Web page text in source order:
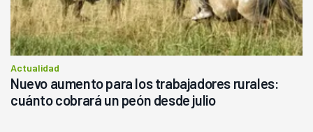
Actualidad
Nuevo aumento para los trabajadores rurales:
cuánto cobrará un peón desde julio